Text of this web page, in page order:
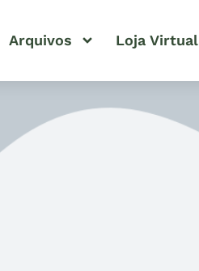
Arquivos Loja Virtual